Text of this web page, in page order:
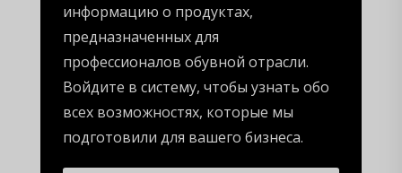
информацию о продуктах,
предназначенных для
профессионалов обувной отрасли.
Войдите в систему, чтобы узнать обо
всех возможностях, которые мы
подготовили для вашего бизнеса.